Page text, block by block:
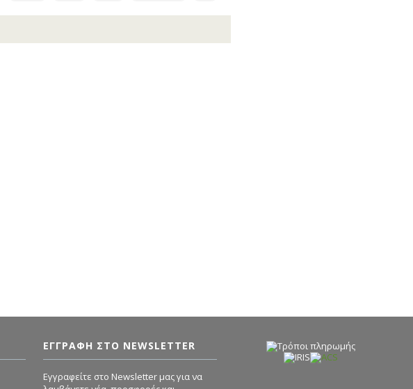
ΕΓΓΡΑΦΗ ΣΤΟ NEWSLETTER
Εγγραφείτε στο Newsletter μας για να